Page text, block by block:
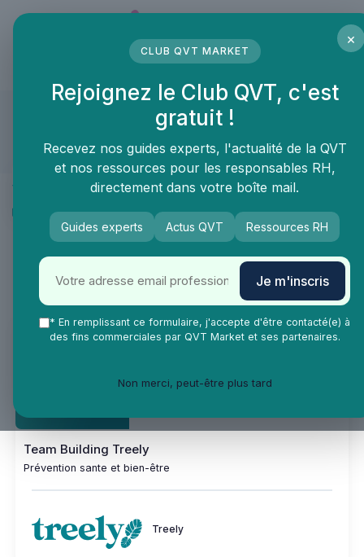
Treely
Compte approuvé
Présentation
Produits & services
Recommandations
Le défi de marche par équipe en entreprise où 10 000 pas
= 1 arbre planté 🌳
Produit
Team Building Treely
Prévention sante et bien-être
Treely
×
CLUB QVT MARKET
Rejoignez le Club QVT, c'est
gratuit !
Recevez nos guides experts, l'actualité de la QVT
et nos ressources pour les responsables RH,
directement dans votre boîte mail.
Guides experts Actus QVT Ressources RH
Je m'inscris
* En remplissant ce formulaire, j'accepte d'être contacté(e) à
des fins commerciales par QVT Market et ses partenaires.
Non merci, peut-être plus tard
Panneau de gestion des cookies